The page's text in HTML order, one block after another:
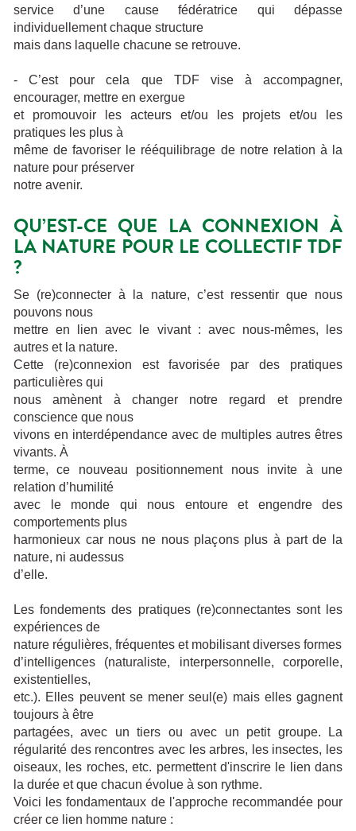
service d’une cause fédératrice qui dépasse
individuellement chaque structure
mais dans laquelle chacune se retrouve.
- C’est pour cela que TDF vise à accompagner,
encourager, mettre en exergue
et promouvoir les acteurs et/ou les projets et/ou les
pratiques les plus à
même de favoriser le rééquilibrage de notre relation à la
nature pour préserver
notre avenir.
QU’EST-CE QUE LA CONNEXION À
LA NATURE POUR LE COLLECTIF TDF
?
Se (re)connecter à la nature, c’est ressentir que nous
pouvons nous
mettre en lien avec le vivant : avec nous-mêmes, les
autres et la nature.
Cette (re)connexion est favorisée par des pratiques
particulières qui
nous amènent à changer notre regard et prendre
conscience que nous
vivons en interdépendance avec de multiples autres êtres
vivants. À
terme, ce nouveau positionnement nous invite à une
relation d’humilité
avec le monde qui nous entoure et engendre des
comportements plus
harmonieux car nous ne nous plaçons plus à part de la
nature, ni audessus
d’elle.
Les fondements des pratiques (re)connectantes sont les
expériences de
nature régulières, fréquentes et mobilisant diverses formes
d’intelligences (naturaliste, interpersonnelle, corporelle,
existentielles,
etc.). Elles peuvent se mener seul(e) mais elles gagnent
toujours à être
partagées, avec un tiers ou avec un petit groupe. La
régularité des rencontres avec les arbres, les insectes, les
oiseaux, les roches, etc. permettent d'inscrire le lien dans
la durée et que chacun évolue à son rythme.
Voici les fondamentaux de l'approche recommandée pour
créer ce lien homme nature :